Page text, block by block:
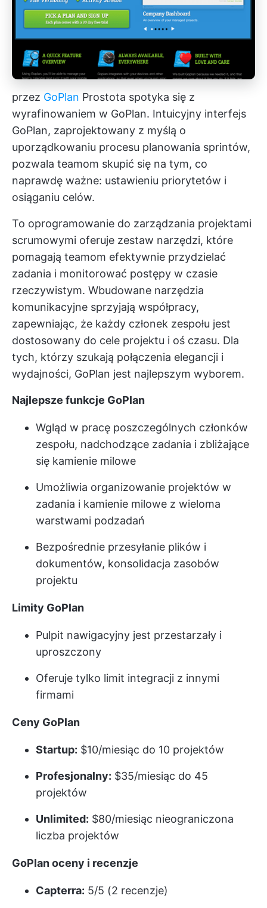
przez GoPlan Prostota spotyka się z
wyrafinowaniem w GoPlan. Intuicyjny interfejs
GoPlan, zaprojektowany z myślą o
uporządkowaniu procesu planowania sprintów,
pozwala teamom skupić się na tym, co
naprawdę ważne: ustawieniu priorytetów i
osiąganiu celów.
To oprogramowanie do zarządzania projektami
scrumowymi oferuje zestaw narzędzi, które
pomagają teamom efektywnie przydzielać
zadania i monitorować postępy w czasie
rzeczywistym. Wbudowane narzędzia
komunikacyjne sprzyjają współpracy,
zapewniając, że każdy członek zespołu jest
dostosowany do cele projektu i oś czasu. Dla
tych, którzy szukają połączenia elegancji i
wydajności, GoPlan jest najlepszym wyborem.
Najlepsze funkcje GoPlan
Wgląd w pracę poszczególnych członków
zespołu, nadchodzące zadania i zbliżające
się kamienie milowe
Umożliwia organizowanie projektów w
zadania i kamienie milowe z wieloma
warstwami podzadań
Bezpośrednie przesyłanie plików i
dokumentów, konsolidacja zasobów
projektu
Limity GoPlan
Pulpit nawigacyjny jest przestarzały i
uproszczony
Oferuje tylko limit integracji z innymi
firmami
Ceny GoPlan
Startup: $10/miesiąc do 10 projektów
Profesjonalny: $35/miesiąc do 45
projektów
Unlimited: $80/miesiąc nieograniczona
liczba projektów
GoPlan oceny i recenzje
Capterra: 5/5 (2 recenzje)